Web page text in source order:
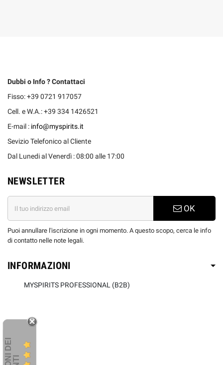
Dubbi o Info ? Contattaci
Fisso: +39 0721 917057
Cell. e W.A.: +39 334 1426521
E-mail : info@myspirits.it
Sevizio Telefonico al Cliente
Dal Lunedi al Venerdì : 08:00 alle 17:00
NEWSLETTER
OK
Puoi annullare l'iscrizione in ogni momento. A questo scopo, cerca le info
di contatto nelle note legali.
INFORMAZIONI
MYSPIRITS PROFESSIONAL (B2B)